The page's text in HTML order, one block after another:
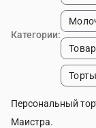
Категории:
Персональный
Маистра.